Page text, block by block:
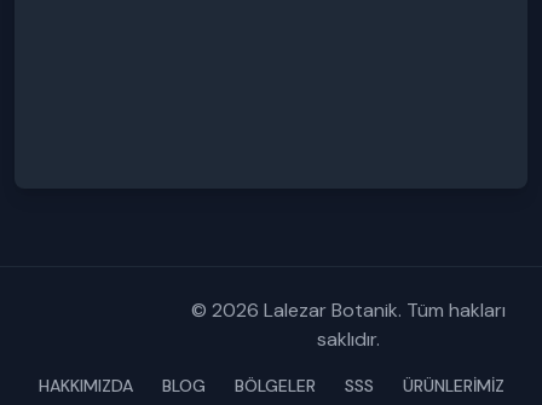
© 2026 Lalezar Botanik. Tüm hakları
saklıdır.
HAKKIMIZDA BLOG BÖLGELER SSS ÜRÜNLERİMİZ